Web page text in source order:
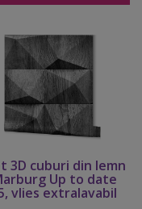
3D cuburi din lemn
Up to date
vlies extralavabil